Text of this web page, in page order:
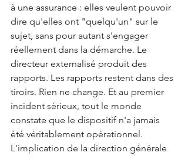
à une assurance : elles veulent pouvoir
dire qu'elles ont "quelqu'un" sur le
sujet, sans pour autant s'engager
réellement dans la démarche. Le
directeur externalisé produit des
rapports. Les rapports restent dans des
tiroirs. Rien ne change. Et au premier
incident sérieux, tout le monde
constate que le dispositif n'a jamais
été véritablement opérationnel.
L'implication de la direction générale